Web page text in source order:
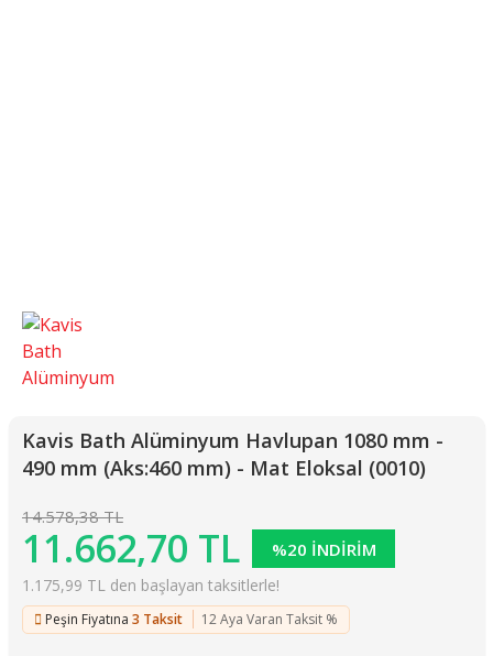
Kavis Bath Alüminyum Havlupan 1080 mm -
490 mm (Aks:460 mm) - Mat Eloksal (0010)
14.578,38 TL
11.662,70 TL %20 İNDİRİM
1.175,99 TL den başlayan taksitlerle!
Peşin Fiyatına 3 Taksit 12 Aya Varan Taksit %